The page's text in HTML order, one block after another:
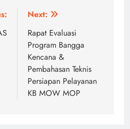
Next:
Rapat Evaluasi
Program Bangga
Kencana &
Pembahasan Teknis
Persiapan Pelayanan
KB MOW MOP